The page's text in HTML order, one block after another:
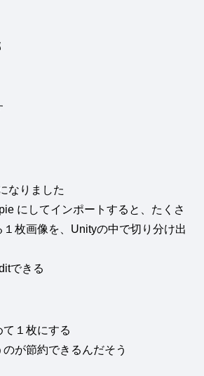
なりました
にしてインポートすると、たくさ
枚画像を、Unityの中で切り分け出
できる
１枚にする
のが節約できるんだそう